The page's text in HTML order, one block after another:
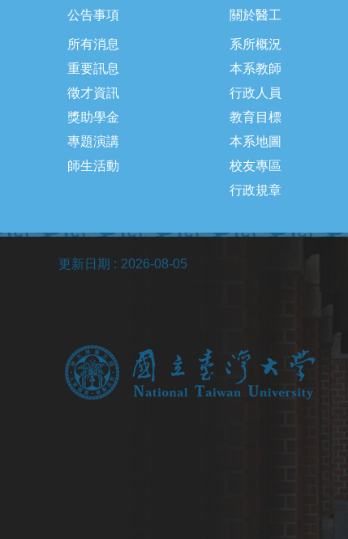
公告事項
所有消息
重要訊息
徵才資訊
獎助學金
專題演講
師生活動
關於醫工
系所概況
本系教師
行政人員
教育目標
本系地圖
校友專區
行政規章
更新日期 2026-08-05